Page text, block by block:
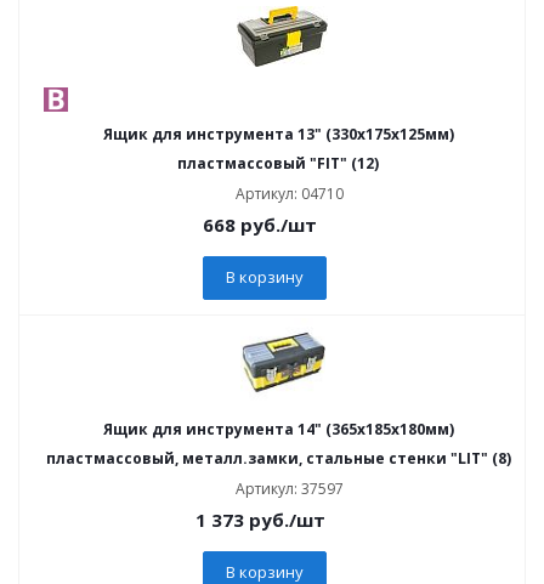
Ящик для инструмента 13" (330х175х125мм)
пластмассовый "FIT" (12)
Артикул: 04710
668 руб./шт
В корзину
Ящик для инструмента 14" (365х185х180мм)
пластмассовый, металл.замки, стальные стенки "LIT" (8)
Артикул: 37597
1 373руб./шт
В корзину